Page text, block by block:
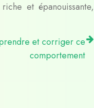
et épanouissante,
et corriger ce
comportement